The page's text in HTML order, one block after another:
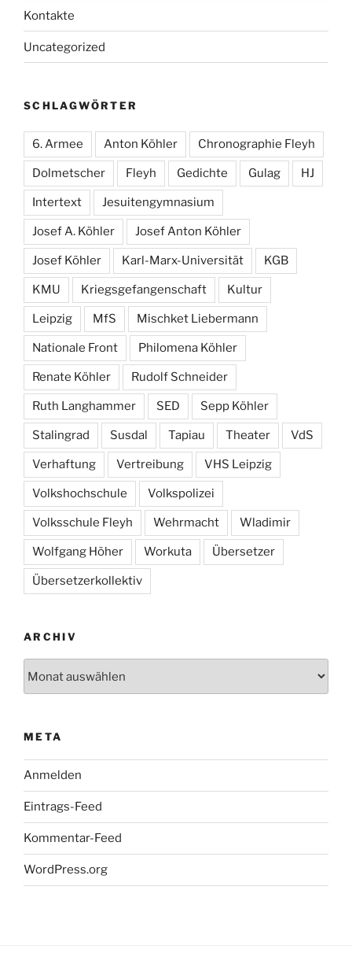
Kontakte
Uncategorized
SCHLAGWÖRTER
6. Armee Anton Köhler Chronographie Fleyh
Dolmetscher Fleyh Gedichte Gulag HJ
Intertext Jesuitengymnasium
Josef A. Köhler Josef Anton Köhler
Josef Köhler Karl-Marx-Universität KGB
KMU Kriegsgefangenschaft Kultur
Leipzig MfS Mischket Liebermann
Nationale Front Philomena Köhler
Renate Köhler Rudolf Schneider
Ruth Langhammer SED Sepp Köhler
Stalingrad Susdal Tapiau Theater VdS
Verhaftung Vertreibung VHS Leipzig
Volkshochschule Volkspolizei
Volksschule Fleyh Wehrmacht Wladimir
Wolfgang Höher Workuta Übersetzer
Übersetzerkollektiv
ARCHIV
META
Anmelden
Eintrags-Feed
Kommentar-Feed
WordPress.org